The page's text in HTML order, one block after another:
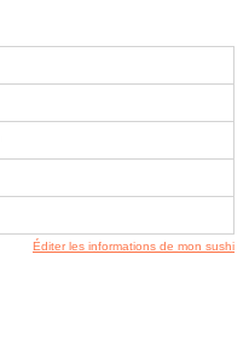
Éditer les informations de mon sushi